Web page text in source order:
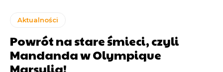
Aktualności
Powrót na stare śmieci, czyli
Mandanda w Olympique
Marsylia!